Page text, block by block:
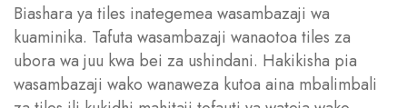
Biashara ya tiles inategemea wasambazaji wa
kuaminika. Tafuta wasambazaji wanaotoa tiles za
ubora wa juu kwa bei za ushindani. Hakikisha pia
wasambazaji wako wanaweza kutoa aina mbalimbali